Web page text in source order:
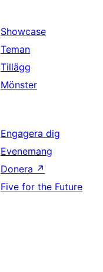
Showcase
Teman
Tillägg
Mönster
Engagera dig
Evenemang
Donera ↗
Five for the Future